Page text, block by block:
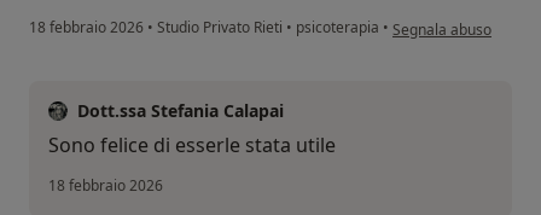
18 febbraio 2026 • Studio Privato Rieti • psicoterapia • secondo l'opinione
Segnala abuso
Dott.ssa Stefania Calapai
Sono felice di esserle stata utile
18 febbraio 2026